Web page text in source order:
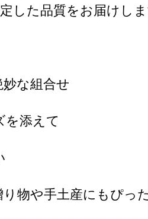
した品質をお届けしま
な組合せ
を添えて
物や手土産にもぴっ